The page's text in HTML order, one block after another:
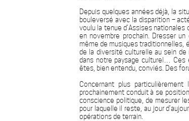
Depuis quelques années déjà, la
bouleversé avec la disparition –
voulu la tenue d’Assises
en novembre prochain. Dresser
même de musiques traditionnelles,
de la diversité culturelle au sein de
dans notre paysage culturel… Ces
êtes, bien entendu, conviés. Des
Concernant plus
prochainement conduit à se
conscience politique, de mesurer
pour laquelle il reste, au jour
opérations de terrain.